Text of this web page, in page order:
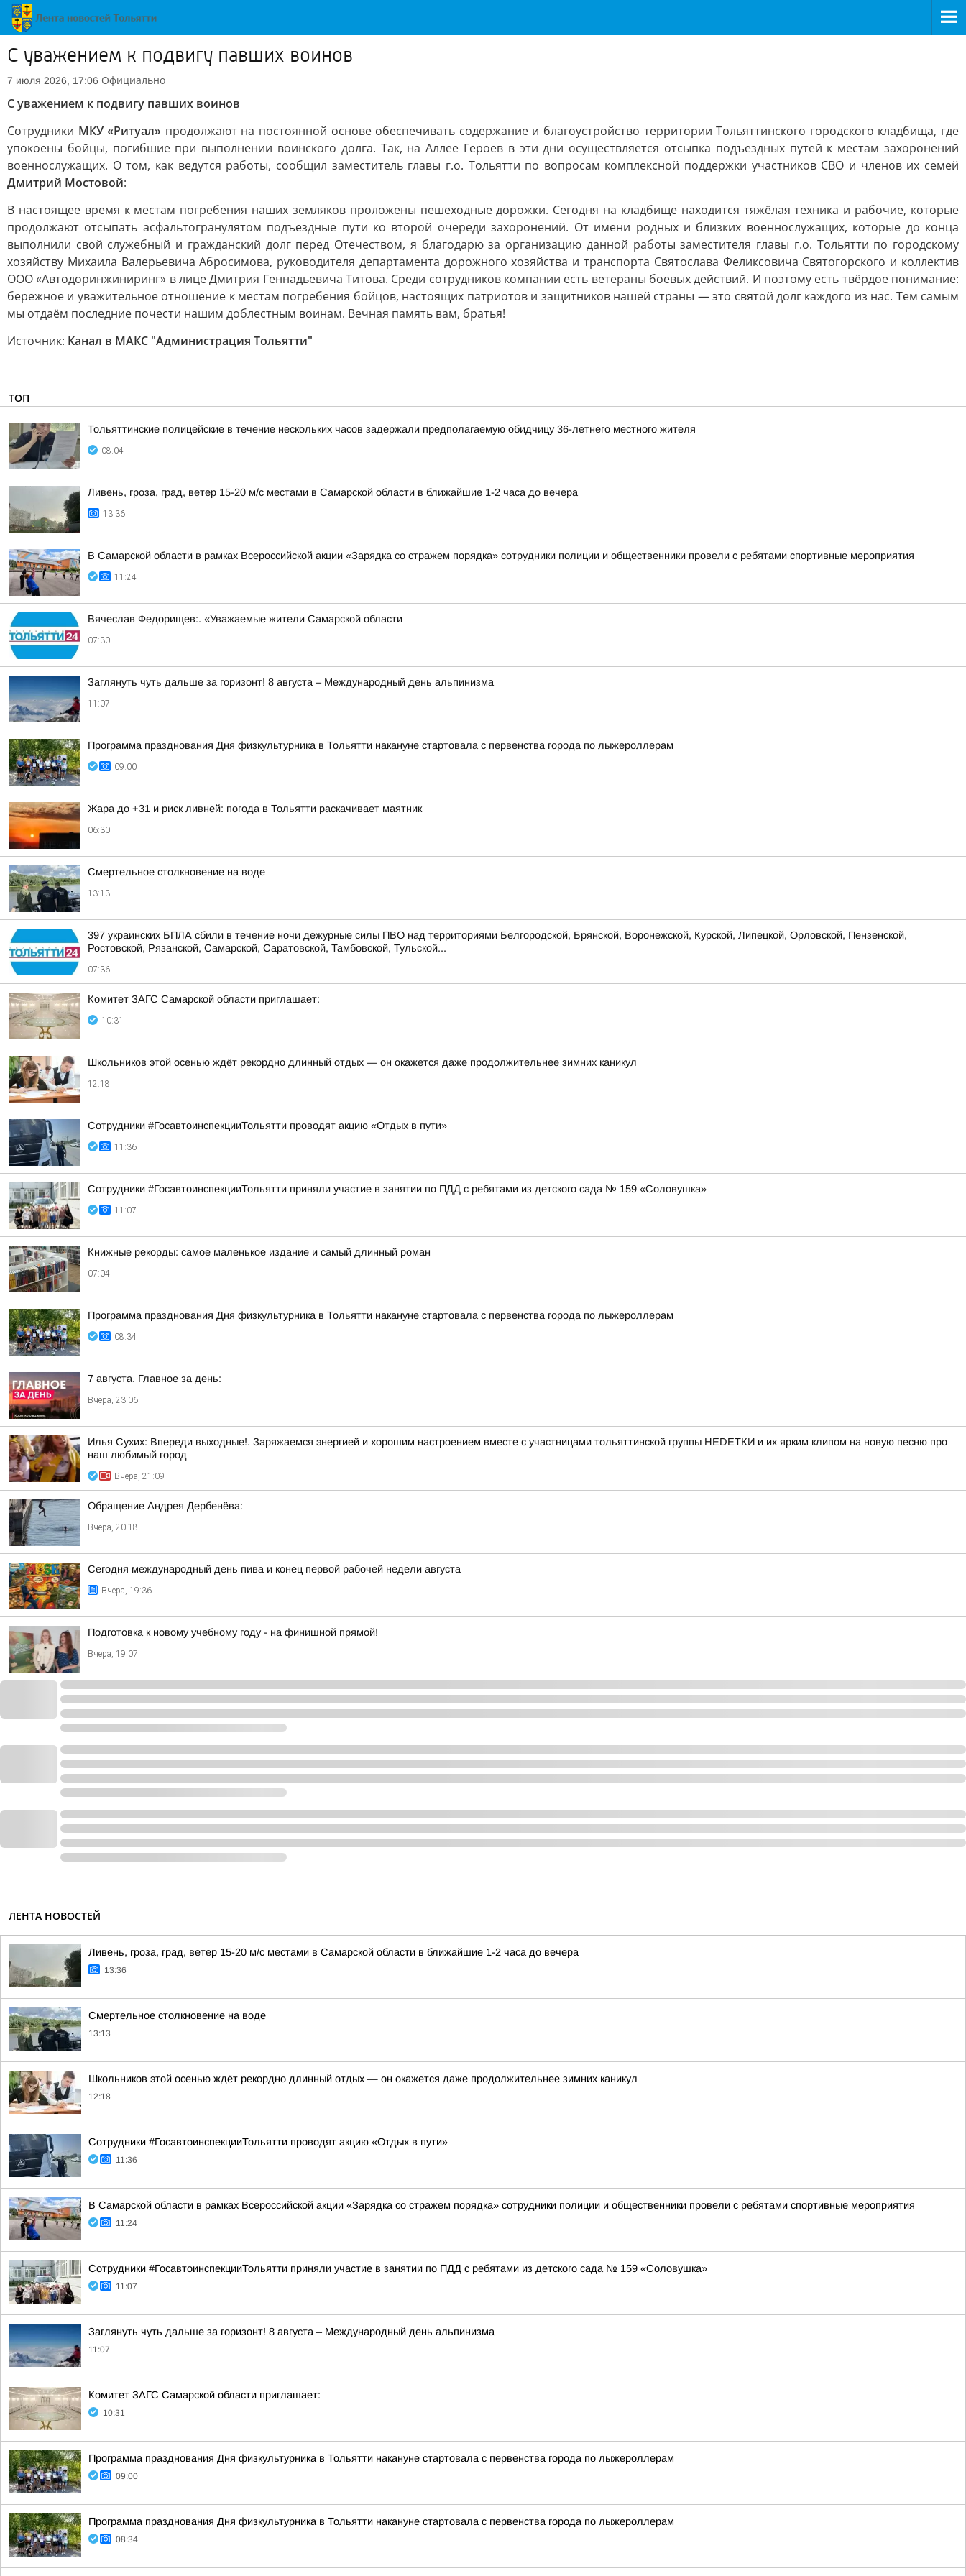
С уважением к подвигу павших воинов
7 июля 2026, 17:06 Официально
С уважением к подвигу павших воинов
Сотрудники МКУ «Ритуал» продолжают на постоянной основе обеспечивать содержание и благоустройство территории Тольяттинского городского кладбища, где
упокоены бойцы, погибшие при выполнении воинского долга. Так, на Аллее Героев в эти дни осуществляется отсыпка подъездных путей к местам захоронений
военнослужащих. О том, как ведутся работы, сообщил заместитель главы г.о. Тольятти по вопросам комплексной поддержки участников СВО и членов их семей
Дмитрий Мостовой:
В настоящее время к местам погребения наших земляков проложены пешеходные дорожки. Сегодня на кладбище находится тяжёлая техника и рабочие, которые
продолжают отсыпать асфальтогранулятом подъездные пути ко второй очереди захоронений. От имени родных и близких военнослужащих, которые до конца
выполнили свой служебный и гражданский долг перед Отечеством, я благодарю за организацию данной работы заместителя главы г.о. Тольятти по городскому
хозяйству Михаила Валерьевича Абросимова, руководителя департамента дорожного хозяйства и транспорта Святослава Феликсовича Святогорского и коллектив
ООО «Автодоринжиниринг» в лице Дмитрия Геннадьевича Титова. Среди сотрудников компании есть ветераны боевых действий. И поэтому есть твёрдое понимание:
бережное и уважительное отношение к местам погребения бойцов, настоящих патриотов и защитников нашей страны — это святой долг каждого из нас. Тем самым
мы отдаём последние почести нашим доблестным воинам. Вечная память вам, братья!
Источник: Канал в МАКС "Администрация Тольятти"
ТОП
Тольяттинские полицейские в течение нескольких часов задержали предполагаемую обидчицу 36-летнего местного жителя
08:04
Ливень, гроза, град, ветер 15-20 м/с местами в Самарской области в ближайшие 1-2 часа до вечера
13:36
В Самарской области в рамках Всероссийской акции «Зарядка со стражем порядка» сотрудники полиции и общественники провели с ребятами спортивные мероприятия
11:24
Вячеслав Федорищев:. «Уважаемые жители Самарской области
07:30
Заглянуть чуть дальше за горизонт! 8 августа – Международный день альпинизма
11:07
Программа празднования Дня физкультурника в Тольятти накануне стартовала с первенства города по лыжероллерам
09:00
Жара до +31 и риск ливней: погода в Тольятти раскачивает маятник
06:30
Смертельное столкновение на воде
13:13
397 украинских БПЛА сбили в течение ночи дежурные силы ПВО над территориями Белгородской, Брянской, Воронежской, Курской, Липецкой, Орловской, Пензенской,
Ростовской, Рязанской, Самарской, Саратовской, Тамбовской, Тульской...
07:36
Комитет ЗАГС Самарской области приглашает:
10:31
Школьников этой осенью ждёт рекордно длинный отдых — он окажется даже продолжительнее зимних каникул
12:18
Сотрудники #ГосавтоинспекцииТольятти проводят акцию «Отдых в пути»
11:36
Сотрудники #ГосавтоинспекцииТольятти приняли участие в занятии по ПДД с ребятами из детского сада № 159 «Соловушка»
11:07
Книжные рекорды: самое маленькое издание и самый длинный роман
07:04
Программа празднования Дня физкультурника в Тольятти накануне стартовала с первенства города по лыжероллерам
08:34
7 августа. Главное за день:
Вчера, 23:06
Илья Сухих: Впереди выходные!. Заряжаемся энергией и хорошим настроением вместе с участницами тольяттинской группы НЕDЕТКИ и их ярким клипом на новую песню про
наш любимый город
Вчера, 21:09
Обращение Андрея Дербенёва:
Вчера, 20:18
Сегодня международный день пива и конец первой рабочей недели августа
Вчера, 19:36
Подготовка к новому учебному году - на финишной прямой!
Вчера, 19:07
ЛЕНТА НОВОСТЕЙ
Ливень, гроза, град, ветер 15-20 м/с местами в Самарской области в ближайшие 1-2 часа до вечера
13:36
Смертельное столкновение на воде
13:13
Школьников этой осенью ждёт рекордно длинный отдых — он окажется даже продолжительнее зимних каникул
12:18
Сотрудники #ГосавтоинспекцииТольятти проводят акцию «Отдых в пути»
11:36
В Самарской области в рамках Всероссийской акции «Зарядка со стражем порядка» сотрудники полиции и общественники провели с ребятами спортивные мероприятия
11:24
Сотрудники #ГосавтоинспекцииТольятти приняли участие в занятии по ПДД с ребятами из детского сада № 159 «Соловушка»
11:07
Заглянуть чуть дальше за горизонт! 8 августа – Международный день альпинизма
11:07
Комитет ЗАГС Самарской области приглашает:
10:31
Программа празднования Дня физкультурника в Тольятти накануне стартовала с первенства города по лыжероллерам
09:00
Программа празднования Дня физкультурника в Тольятти накануне стартовала с первенства города по лыжероллерам
08:34